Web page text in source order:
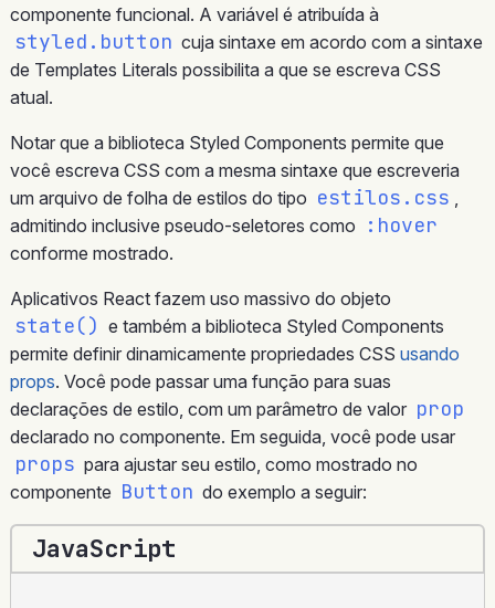
componente funcional. A variável é atribuída à
styled.button cuja sintaxe em acordo com a sintaxe
de Templates Literals possibilita a que se escreva CSS
atual.
Notar que a biblioteca Styled Components permite que
você escreva CSS com a mesma sintaxe que escreveria
um arquivo de folha de estilos do tipo estilos.css
admitindo inclusive pseudo-seletores como
:hover
conforme mostrado.
Aplicativos React fazem uso massivo do objeto
state() e também a biblioteca Styled Components
permite definir dinamicamente propriedades CSS usando
props. Você pode passar uma função para suas
declarações de estilo, com um parâmetro de valor prop
declarado no componente. Em seguida, você pode usar
props para ajustar seu estilo, como mostrado no
componente Button do exemplo a seguir:
JavaScript